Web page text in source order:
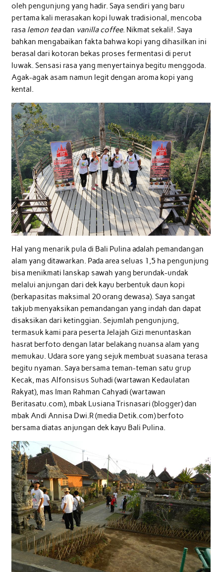
oleh pengunjung yang hadir. Saya sendiri yang baru
pertama kali merasakan kopi luwak tradisional, mencoba
rasa lemon teadan vanilla coffee. Nikmat sekali!. Saya
bahkan mengabaikan fakta bahwa kopi yang dihasilkan ini
berasal dari kotoran bekas proses fermentasi di perut
luwak. Sensasi rasa yang menyertainya begitu menggoda.
Agak-agak asam namun legit dengan aroma kopi yang
kental.
Hal yang menarik pula di Bali Pulina adalah pemandangan
alam yang ditawarkan. Pada area seluas 1,5 ha pengunjung
bisa menikmati lanskap sawah yang berundak-undak
melalui anjungan dari dek kayu berbentuk daun kopi
(berkapasitas maksimal 20 orang dewasa). Saya sangat
takjub menyaksikan pemandangan yang indah dan dapat
disaksikan dari ketinggian. Sejumlah pengunjung,
termasuk kami para peserta Jelajah Gizi menuntaskan
hasrat berfoto dengan latar belakang nuansa alam yang
memukau. Udara sore yang sejuk membuat suasana terasa
begitu nyaman. Saya bersama teman-teman satu grup
Kecak, mas Alfonsisus Suhadi (wartawan Kedaulatan
Rakyat), mas Iman Rahman Cahyadi (wartawan
Beritasatu.com), mbak Lusiana Trisnasari (blogger) dan
mbak Andi Annisa Dwi.R (media Detik.com) berfoto
bersama diatas anjungan dek kayu Bali Pulina.